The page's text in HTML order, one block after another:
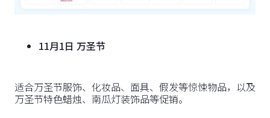
11月1日 万圣节
适合万圣节服饰、化妆品、面具、假发等惊悚物品，以及
万圣节特色蜡烛、南瓜灯装饰品等促销。